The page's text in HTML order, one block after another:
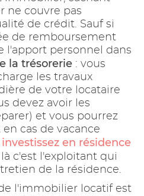
ne couvre pas
de crédit. Sauf si
de remboursement
l'apport personnel dans
la trésorerie : vous
les travaux
de votre locataire
devez avoir les
et vous pourrez
cas de vacance
en résidence
c'est l'exploitant qui
de la résidence.
l'immobilier locatif est